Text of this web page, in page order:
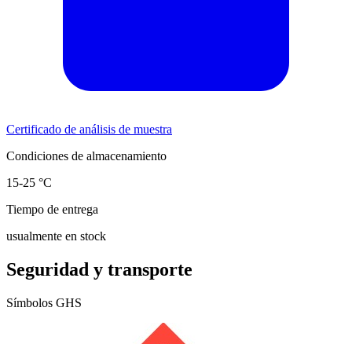
Certificado de análisis de muestra
Condiciones de almacenamiento
15-25 °C
Tiempo de entrega
usualmente en stock
Seguridad y transporte
Símbolos GHS